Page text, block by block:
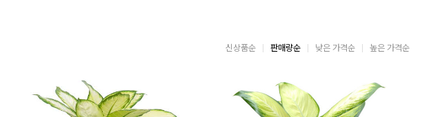
신상품순 판매량순 낮은 가격순 높은 가격순